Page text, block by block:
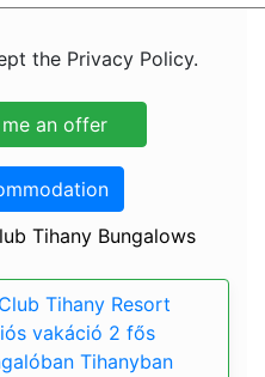
the Privacy Policy.
Tihany Bungalows
Tihany Resort
vakáció 2 fős
Tihanyban